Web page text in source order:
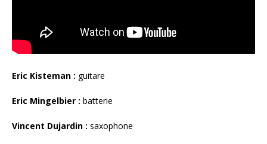
Eric Kisteman : guitare
Eric Mingelbier : batterie
Vincent Dujardin : saxophone